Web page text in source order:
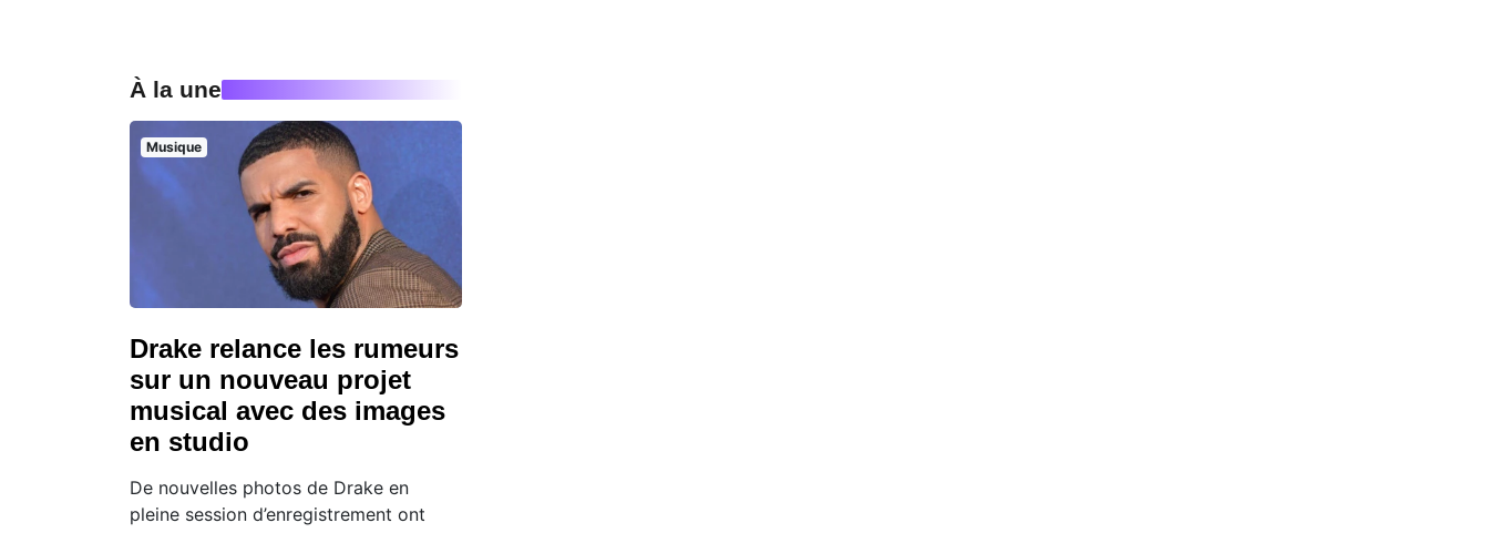
À la une
Musique
Drake relance les rumeurs
sur un nouveau projet
musical avec des images
en studio
De nouvelles photos de Drake en
pleine session d’enregistrement ont